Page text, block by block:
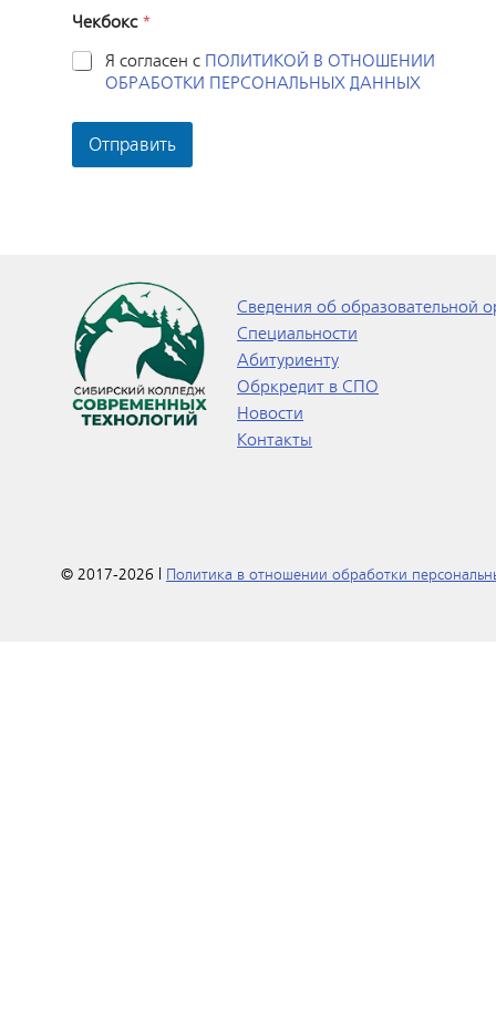
Чекбокс *
Я согласен с ПОЛИТИКОЙ В ОТНОШЕНИИ
ОБРАБОТКИ ПЕРСОНАЛЬНЫХ ДАННЫХ
Отправить
Сведения об образовательной
Специальности
Абитуриенту
Обркредит в СПО
Новости
Контакты
© 2017-2026 | Политика в отношении обработки